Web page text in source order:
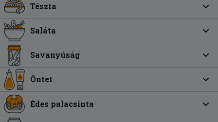
Tészta
Saláta
Savanyúság
Öntet
Édes palacsinta